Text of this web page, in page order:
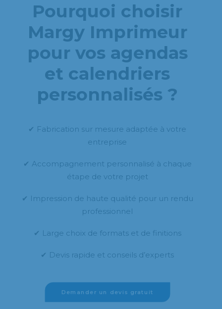
Pourquoi choisir
Margy Imprimeur
pour vos agendas
et calendriers
personnalisés ?
✔ Fabrication sur mesure adaptée à votre
entreprise
✔ Accompagnement personnalisé à chaque
étape de votre projet
✔ Impression de haute qualité pour un rendu
professionnel
✔ Large choix de formats et de finitions
✔ Devis rapide et conseils d’experts
Demander un devis gratuit